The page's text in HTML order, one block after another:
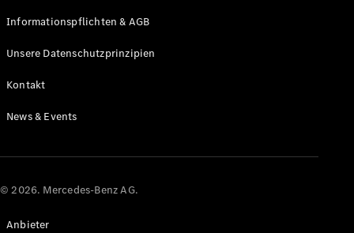
Informationspflichten & AGB
Unsere Datenschutzprinzipien
Kontakt
News & Events
© 2026. Mercedes-Benz AG.
Anbieter